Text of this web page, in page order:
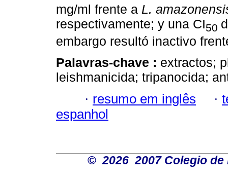
mg/ml frente a L.
respectivamente; y una CI50
embargo resultó inactivo
Palavras-chave : extractos;
leishmanicida; tripanocida;
· resumo em inglês ·
espanhol
© 2026 2007 Colegio